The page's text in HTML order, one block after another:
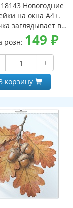
Новогодние
на окна А4+.
заглядывает в
(двухсторонние,
с обеих сторон,
розн: 149 ₽
+
корзину